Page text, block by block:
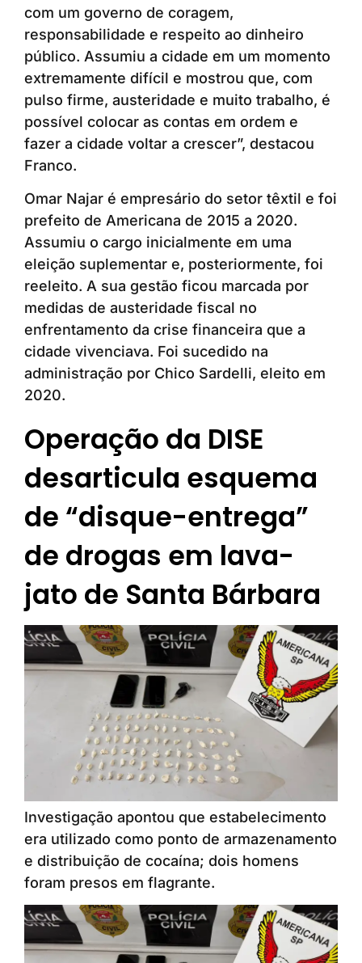
com um governo de coragem,
responsabilidade e respeito ao dinheiro
público. Assumiu a cidade em um momento
extremamente difícil e mostrou que, com
pulso firme, austeridade e muito trabalho, é
possível colocar as contas em ordem e
fazer a cidade voltar a crescer”, destacou
Franco.
Omar Najar é empresário do setor têxtil e foi
prefeito de Americana de 2015 a 2020.
Assumiu o cargo inicialmente em uma
eleição suplementar e, posteriormente, foi
reeleito. A sua gestão ficou marcada por
medidas de austeridade fiscal no
enfrentamento da crise financeira que a
cidade vivenciava. Foi sucedido na
administração por Chico Sardelli, eleito em
2020.
Operação da DISE
desarticula esquema
de “disque-entrega”
de drogas em lava-
jato de Santa Bárbara
Investigação apontou que estabelecimento
era utilizado como ponto de armazenamento
e distribuição de cocaína; dois homens
foram presos em flagrante.